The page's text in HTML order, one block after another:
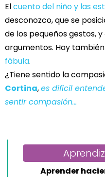
Elcuento del niño y las
desconozco, que se
de los pequeños gestos,
argumentos. Hay también
fábula.
¿Tiene sentido la
Cortina,es difícil
sentir compasión…
Aprender